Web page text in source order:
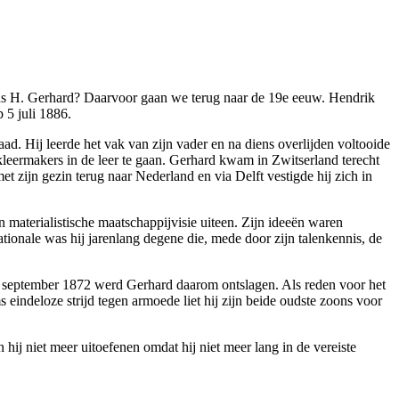
H. Gerhard? Daarvoor gaan we terug naar de 19e eeuw. Hendrik
5 juli 1886.
Hij leerde het vak van zijn vader en na diens overlijden voltooide
in de leer te gaan. Gerhard kwam in Zwitserland terecht
zijn gezin terug naar Nederland en via Delft vestigde hij zich in
maatschappijvisie uiteen. Zijn ideeën waren
was hij jarenlang degene die, mede door zijn talenkennis, de
1872 werd Gerhard daarom ontslagen. Als reden voor het
strijd tegen armoede liet hij zijn beide oudste zoons voor
niet meer uitoefenen omdat hij niet meer lang in de vereiste